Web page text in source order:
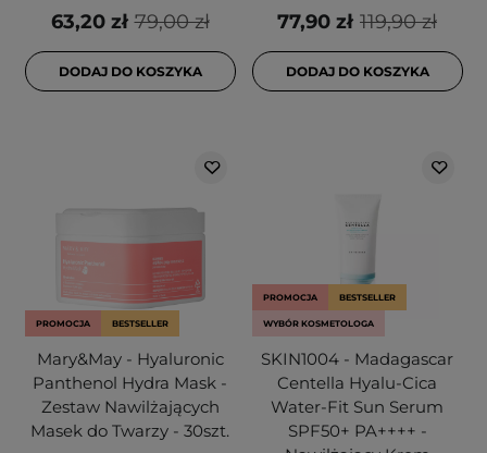
79,00 zł
63,20 zł
DODAJ DO KOSZYKA
119,90 zł
77,90 zł
DODAJ DO KOSZYKA
PROMOCJA BESTSELLER
Mary&May - Hyaluronic
Panthenol Hydra Mask -
Zestaw Nawilżających
Masek do Twarzy - 30szt.
PROMOCJA BESTSELLER
WYBÓR KOSMETOLOGA
SKIN1004 - Madagascar
Centella Hyalu-Cica
Water-Fit Sun Serum
SPF50+ PA++++ -